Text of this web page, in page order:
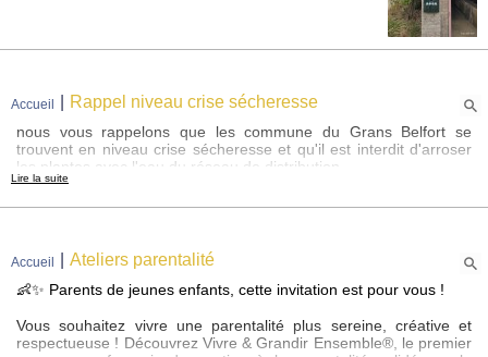
2 Rue Fernand Anthony
Tél : 03.84.28.62.33
Portable : 06.26.90.14.16
mail : mairie@urcerey.fr.
Plus d'infos pratiques...
Accueil Rappel niveau crise sécheresse
nous vous rappelons que les commune du Grans Belfort se
trouvent en niveau crise sécheresse et qu'il est interdit d'arroser
les plantes avec l'eau du réseau de distribution
merci de votre compréhension
Lire la suite
Accueil Ateliers parentalité
👶✨ Parents de jeunes enfants, cette invitation est pour vous !
Vous souhaitez vivre une parentalité plus sereine, créative et
respectueuse ! Découvrez Vivre & Grandir Ensemble®, le premier